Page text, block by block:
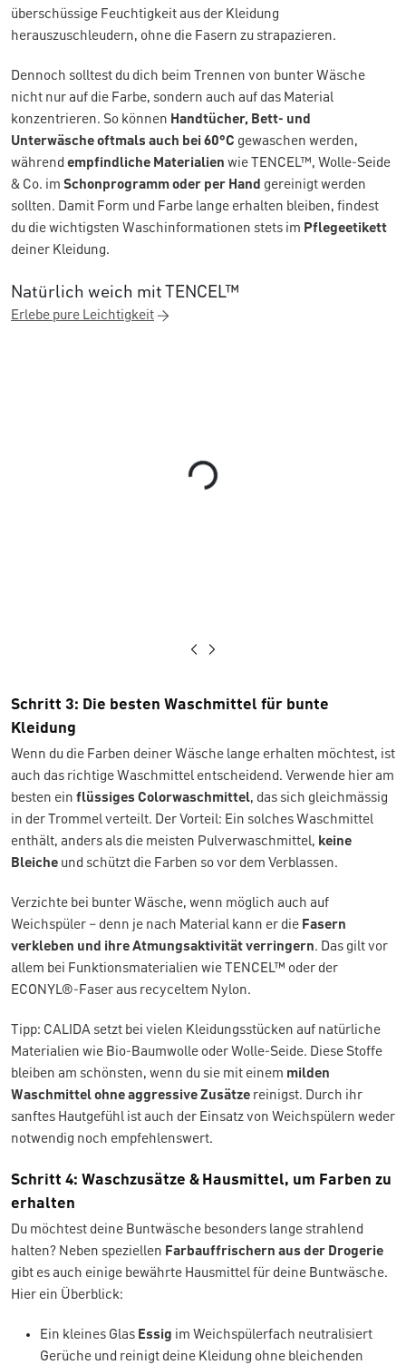
überschüssige Feuchtigkeit aus der Kleidung
herauszuschleudern, ohne die Fasern zu strapazieren.
Dennoch solltest du dich beim Trennen von bunter Wäsche
nicht nur auf die Farbe, sondern auch auf das Material
konzentrieren. So können Handtücher, Bett- und
Unterwäsche oftmals auch bei 60°C gewaschen werden,
während empfindliche Materialien wie TENCEL™, Wolle-Seide
& Co. im Schonprogramm oder per Hand gereinigt werden
sollten. Damit Form und Farbe lange erhalten bleiben, findest
du die wichtigsten Waschinformationen stets im Pflegeetikett
deiner Kleidung.
Natürlich weich mit TENCEL™
Erlebe pure Leichtigkeit
Loading...
Schritt 3: Die besten Waschmittel für bunte
Kleidung
Wenn du die Farben deiner Wäsche lange erhalten möchtest, ist
auch das richtige Waschmittel entscheidend. Verwende hier am
besten ein flüssiges Colorwaschmittel, das sich gleichmässig
in der Trommel verteilt. Der Vorteil: Ein solches Waschmittel
enthält, anders als die meisten Pulverwaschmittel, keine
Bleiche und schützt die Farben so vor dem Verblassen.
Verzichte bei bunter Wäsche, wenn möglich auch auf
Weichspüler – denn je nach Material kann er die Fasern
verkleben und ihre Atmungsaktivität verringern. Das gilt vor
allem bei Funktionsmaterialien wie TENCEL™ oder der
ECONYL®-Faser aus recyceltem Nylon.
Tipp: CALIDA setzt bei vielen Kleidungsstücken auf natürliche
Materialien wie Bio-Baumwolle oder Wolle-Seide. Diese Stoffe
bleiben am schönsten, wenn du sie mit einem milden
Waschmittel ohne aggressive Zusätze reinigst. Durch ihr
sanftes Hautgefühl ist auch der Einsatz von Weichspülern weder
notwendig noch empfehlenswert.
Schritt 4: Waschzusätze & Hausmittel, um Farben zu
erhalten
Du möchtest deine Buntwäsche besonders lange strahlend
halten? Neben speziellen Farbauffrischern aus der Drogerie
gibt es auch einige bewährte Hausmittel für deine Buntwäsche.
Hier ein Überblick:
Ein kleines Glas Essig im Weichspülerfach neutralisiert
Gerüche und reinigt deine Kleidung ohne bleichenden